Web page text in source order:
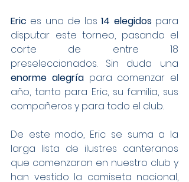
Eric es uno de los 14 elegidos para
disputar este torneo, pasando el
corte de entre 18
enorme alegría para comenzar el
año, tanto para Eric, su familia, sus
compañeros y para todo el club.
De este modo, Eric se suma a la
larga lista de ilustres canteranos
que comenzaron en nuestro club y
han vestido la camiseta nacional,